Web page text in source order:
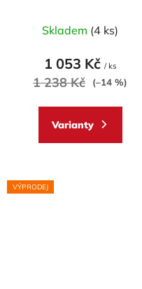
hodnocení
produktu
je
5
Skladem (4 ks)
1 053 Kč / ks
1 238 Kč (–14 %)
Varianty
VÝPRODEJ